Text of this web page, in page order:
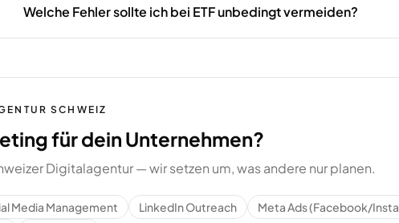
Welche Fehler sollte ich bei ETF unbedingt vermeiden?
SCHWEIZ
für dein Unternehmen?
Digitalagentur — wir setzen um, was andere nur planen.
Media Management LinkedIn Outreach
Meta Ads (Facebook/